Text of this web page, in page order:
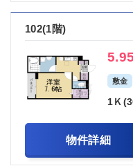
102(1階)
敷金
1Ｋ
物件詳細